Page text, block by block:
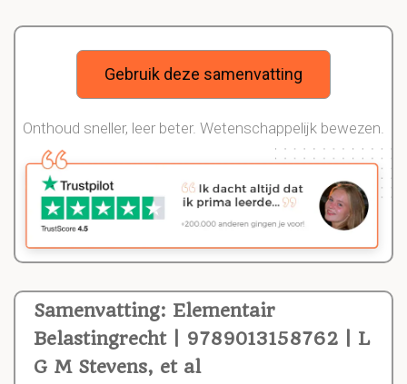
Samenvatting: Elementair
Belastingrecht | 9789013158762 | L
G M Stevens, et al
Gebruik deze samenvatting
Onthoud sneller, leer beter. Wetenschappelijk bewezen.